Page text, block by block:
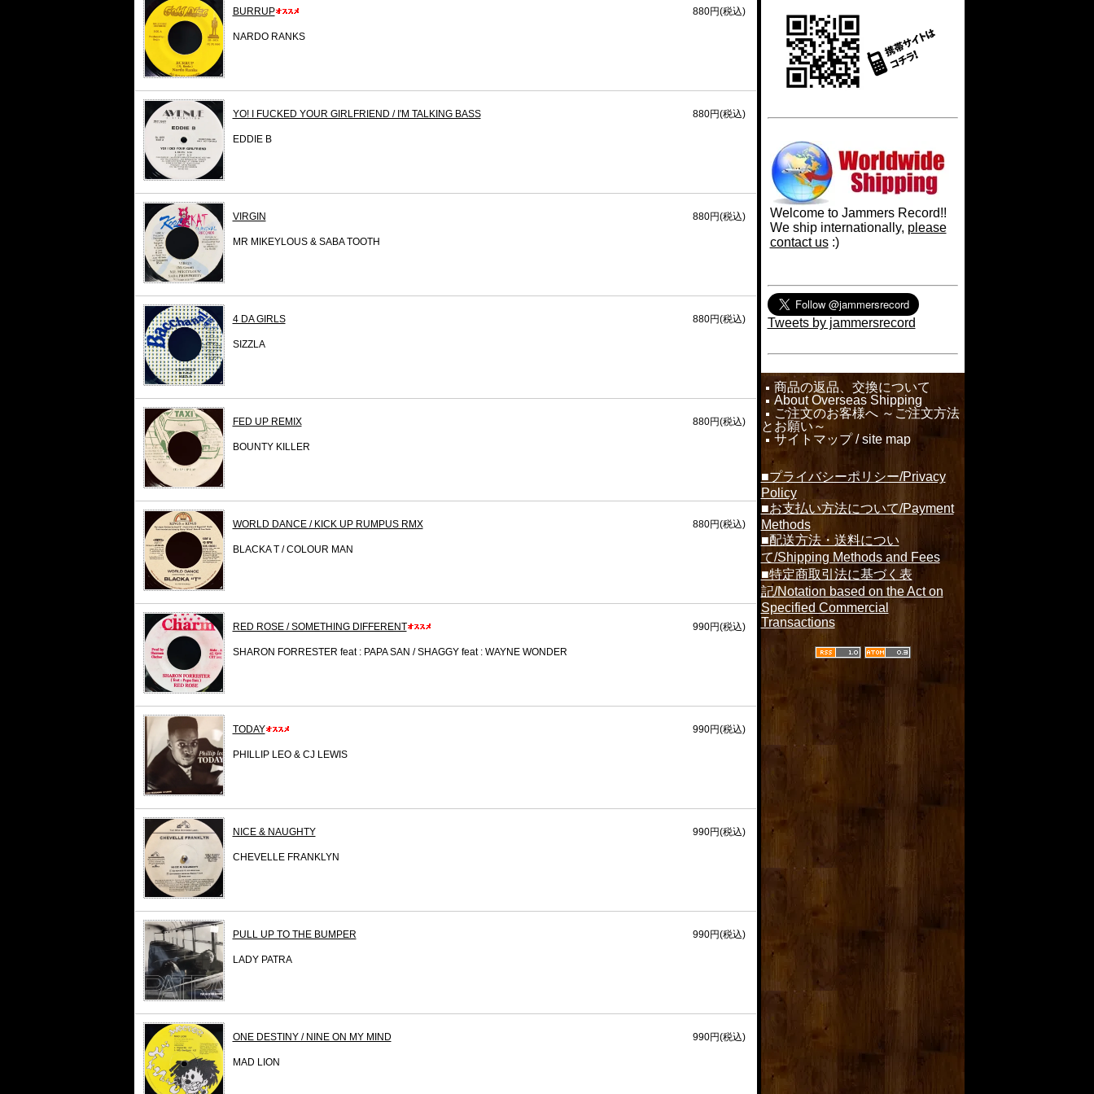
BURRUP 880円(税込)
NARDO RANKS
YO! I FUCKED YOUR GIRLFRIEND / I'M TALKING BASS 880円(税込)
EDDIE B
VIRGIN 880円(税込)
MR MIKEYLOUS & SABA TOOTH
4 DA GIRLS 880円(税込)
SIZZLA
FED UP REMIX 880円(税込)
BOUNTY KILLER
WORLD DANCE / KICK UP RUMPUS RMX 880円(税込)
BLACKA T / COLOUR MAN
RED ROSE / SOMETHING DIFFERENT 990円(税込)
SHARON FORRESTER feat : PAPA SAN / SHAGGY feat : WAYNE WONDER
TODAY 990円(税込)
PHILLIP LEO & CJ LEWIS
NICE & NAUGHTY 990円(税込)
CHEVELLE FRANKLYN
PULL UP TO THE BUMPER 990円(税込)
LADY PATRA
ONE DESTINY / NINE ON MY MIND 990円(税込)
MAD LION
Welcome to Jammers Record!!
We ship internationally, please
contact us:)
Tweets by jammersrecord
商品の返品、交換について
About Overseas Shipping
ご注文のお客様へ ～ご注文方法
とお願い～
サイトマップ / site map
■プライバシーポリシー/Privacy
Policy
■お支払い方法について/Payment
Methods
■配送方法・送料につい
て/Shipping Methods and Fees
■特定商取引法に基づく表
記/Notation based on the Act on
Specified Commercial
Transactions